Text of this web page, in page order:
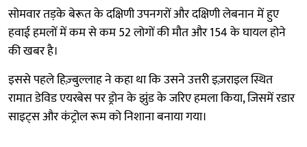
सोमवार तड़के बेरूत के दक्षिणी उपनगरों और दक्षिणी लेबनान में हुए
हवाई हमलों में कम से कम 52 लोगों की मौत और 154 के घायल होने
की खबर है।
इससे पहले हिज़्बुल्लाह ने कहा था कि उसने उत्तरी इज़राइल स्थित
रामात डेविड एयरबेस पर ड्रोन के झुंड के जरिए हमला किया, जिसमें रडार
साइट्स और कंट्रोल रूम को निशाना बनाया गया।